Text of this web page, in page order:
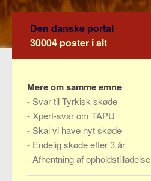
Den danske portal
30004 poster i alt
Mere om samme emne
- Svar til Tyrkisk skøde
- Xpert-svar om TAPU
- Skal vi have nyt skøde
- Endelig skøde efter 3 år
-Afhentning af opholdstilladelse